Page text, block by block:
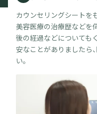
カウンセリングシートを
美容医療の治療歴などを
後の経過などについても
安なことがありましたら
い。